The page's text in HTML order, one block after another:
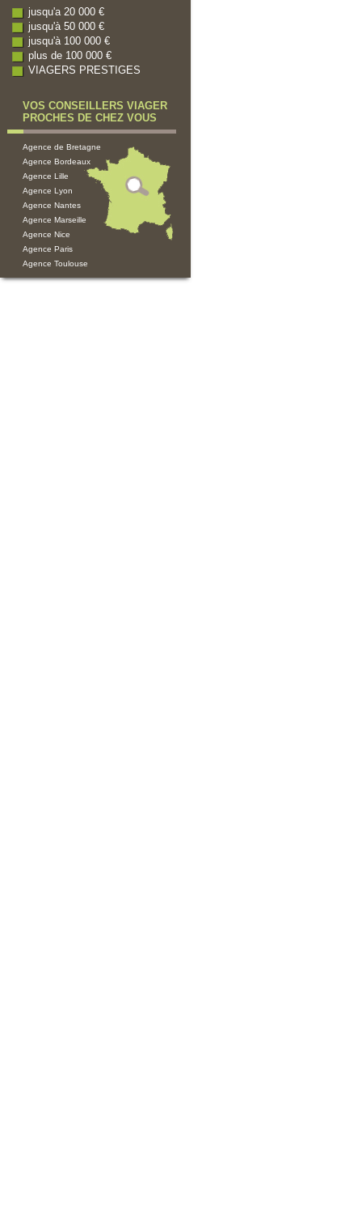
jusqu'a 20 000 €
jusqu'à 50 000 €
jusqu'à 100 000 €
plus de 100 000 €
VIAGERS PRESTIGES
VOS CONSEILLERS VIAGER
PROCHES DE CHEZ VOUS
Agence de Bretagne
Agence Bordeaux
Agence Lille
Agence Lyon
Agence Nantes
Agence Marseille
Agence Nice
Agence Paris
Agence Toulouse